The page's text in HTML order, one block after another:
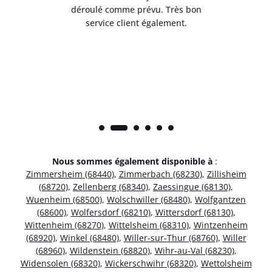
déroulé comme prévu. Très bon
service client également.
Nous sommes également disponible à :
Zimmersheim (68440), Zimmerbach (68230), Zillisheim
(68720), Zellenberg (68340), Zaessingue (68130),
Wuenheim (68500), Wolschwiller (68480), Wolfgantzen
(68600), Wolfersdorf (68210), Wittersdorf (68130),
Wittenheim (68270), Wittelsheim (68310), Wintzenheim
(68920), Winkel (68480), Willer-sur-Thur (68760), Willer
(68960), Wildenstein (68820), Wihr-au-Val (68230),
Widensolen (68320), Wickerschwihr (68320), Wettolsheim